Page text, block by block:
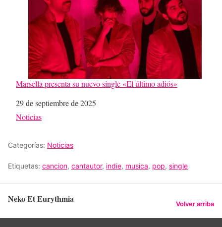
Marsella presenta su nuevo single «El último adiós»
Fecha
29 de septiembre de 2025
Respecto a
Noticias
Categorías: Noticias
Etiquetas: cancion, cantautor, indie, musica, pop, single
Neko Et Eurythmia Volver arriba